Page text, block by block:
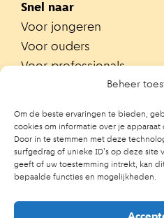
Beheer
Om de beste ervaringen te bieden,
cookies om informatie over je
Door in te stemmen met deze
surfgedrag of unieke ID's op deze site
geeft of uw toestemming intrekt, kan
bepaalde functies en mogelijkheden.
Snel naar
Voor jongeren
Voor ouders
Voor professionals
Zoek contactpersoon
Trainingen
Ouderportaal JGZ